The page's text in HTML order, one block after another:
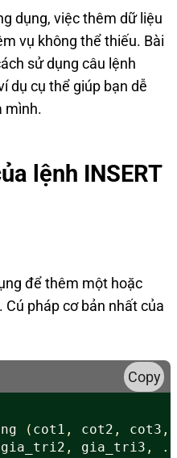
dụng, việc thêm dữ liệu
vụ không thể thiếu. Bài
sử dụng câu lệnh
dụ cụ thể giúp bạn dễ
mình.
lệnh INSERT
để thêm một hoặc
pháp cơ bản nhất của
Copy
( cot1 , cot2 , cot3 ,
gia_tri2 , gia_tri3 ,